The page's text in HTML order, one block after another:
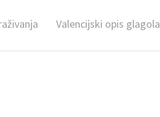
Valencijski opis glagola